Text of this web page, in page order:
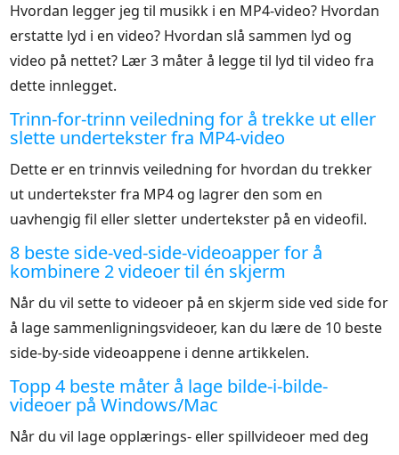
Hvordan legger jeg til musikk i en MP4-video? Hvordan
erstatte lyd i en video? Hvordan slå sammen lyd og
video på nettet? Lær 3 måter å legge til lyd til video fra
dette innlegget.
Trinn-for-trinn veiledning for å trekke ut eller
slette undertekster fra MP4-video
Dette er en trinnvis veiledning for hvordan du trekker
ut undertekster fra MP4 og lagrer den som en
uavhengig fil eller sletter undertekster på en videofil.
8 beste side-ved-side-videoapper for å
kombinere 2 videoer til én skjerm
Når du vil sette to videoer på en skjerm side ved side for
å lage sammenligningsvideoer, kan du lære de 10 beste
side-by-side videoappene i denne artikkelen.
Topp 4 beste måter å lage bilde-i-bilde-
videoer på Windows/Mac
Når du vil lage opplærings- eller spillvideoer med deg